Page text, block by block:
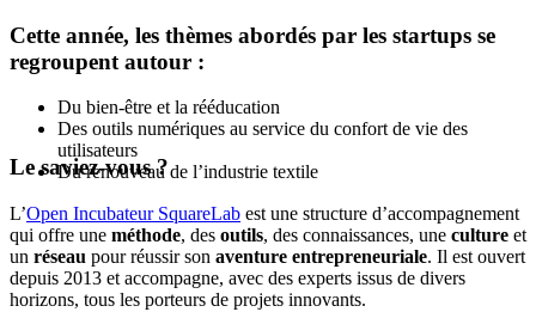
Cette année, les thèmes abordés par les startups se
regroupent autour :
Du bien-être et la rééducation
Des outils numériques au service du confort de vie des
utilisateurs
Du renouveau de l’industrie textile
Le saviez-vous ?
L’Open Incubateur SquareLab est une structure d’accompagnement
qui offre une méthode, des outils, des connaissances, une culture et
un réseau pour réussir son aventure entrepreneuriale. Il est ouvert
depuis 2013 et accompagne, avec des experts issus de divers
horizons, tous les porteurs de projets innovants.